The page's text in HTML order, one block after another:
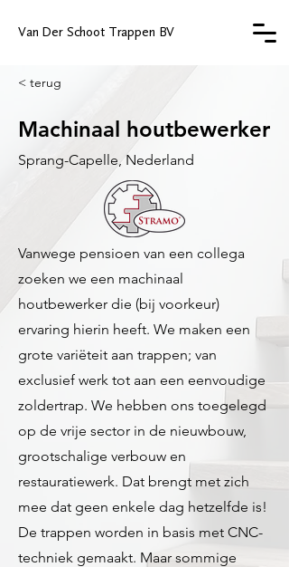
Van Der Schoot Trappen BV
< terug
Machinaal houtbewerker
Sprang-Capelle, Nederland
Vanwege pensioen van een collega
zoeken we een machinaal
houtbewerker die (bij voorkeur)
ervaring hierin heeft. We maken een
grote variëteit aan trappen; van
exclusief werk tot aan een eenvoudige
zoldertrap. We hebben ons toegelegd
op de vrije sector in de nieuwbouw,
grootschalige verbouw en
restauratiewerk. Dat brengt met zich
mee dat geen enkele dag hetzelfde is!
De trappen worden in basis met CNC-
techniek gemaakt. Maar sommige